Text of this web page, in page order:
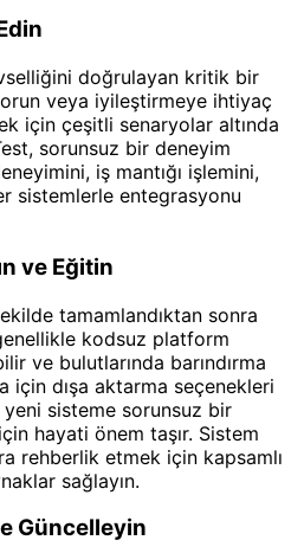
doğrulayan kritik bir
veya iyileştirmeye ihtiyaç
için çeşitli senaryolar altında
sorunsuz bir deneyim
iş mantığı işlemini,
sistemlerle entegrasyonu
ve Eğitin
tamamlandıktan sonra
kodsuz platform
ve bulutlarında barındırma
için dışa aktarma seçenekleri
sisteme sorunsuz bir
hayati önem taşır. Sistem
rehberlik etmek için kapsamlı
sağlayın.
Güncelleyin